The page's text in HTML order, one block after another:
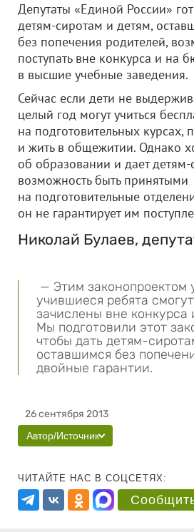
Депутаты «Единой России»
детям-сиротам и детям,
без попечения родителей,
поступать вне конкурса и на
в высшие учебные заведения.
Сейчас если дети не
целый год могут учиться
на подготовительных курсах,
и жить в общежитии. Однако
об образовании и дает детям-
возможность быть принятыми
на подготовительные
он не гарантирует им
Николай Булаев,
— Этим законопроектом
учившиеся ребята
зачислены вне конкурса
Мы подготовили этот
чтобы дать детям-
оставшимся без
двойные гарантии.
26 сентября 2013
Автор/Источник
ЧИТАЙТЕ НАС В СОЦСЕТЯХ: